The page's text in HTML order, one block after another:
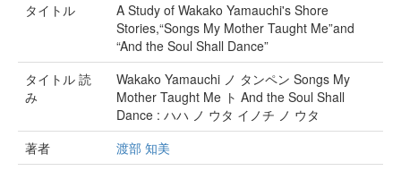
タイトル
A Study of Wakako Yamauchi's Shore
Stories,“Songs My Mother Taught Me”and
“And the Soul Shall Dance”
タイトル 読
み
Wakako Yamauchi ノ タンペン Songs My
Mother Taught Me ト And the Soul Shall
Dance : ハハ ノ ウタ イノチ ノ ウタ
著者
渡部 知美